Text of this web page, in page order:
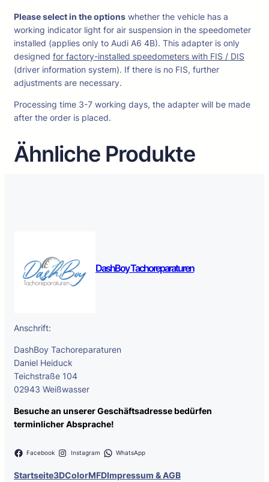
Please select in the options whether the vehicle has a
working indicator light for air suspension in the speedometer
installed (applies only to Audi A6 4B). This adapter is only
designed for factory-installed speedometers with FIS / DIS
(driver information system). If there is no FIS, further
adjustments are necessary.
Processing time 3-7 working days, the adapter will be made
after the order is placed.
Ähnliche Produkte
DashBoy Tachoreparaturen
Anschrift:
DashBoy Tachoreparaturen
Daniel Heiduck
Teichstraße 104
02943 Weißwasser
Besuche an unserer Geschäftsadresse bedürfen
terminlicher Absprache!
Facebook Instagram WhatsApp
Startseite3DColorMFDImpressum & AGB